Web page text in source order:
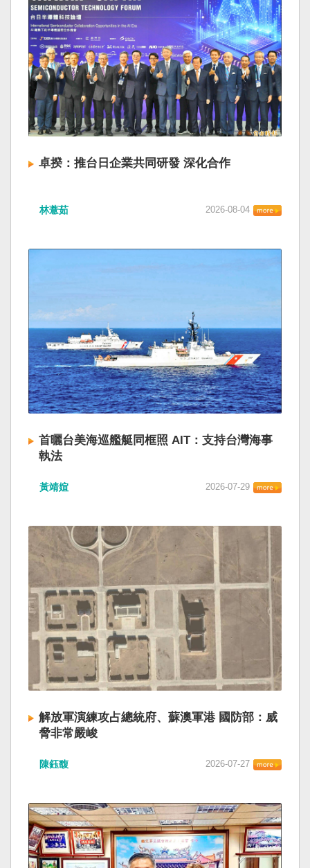
卓揆：推台日企業共同研發 深化合作
林薏茹 2026-08-04
首曬台美海巡艦艇同框照 AIT：支持台灣海事
執法
黃靖媗 2026-07-29
解放軍演練攻占總統府、蘇澳軍港 國防部：威
脅非常嚴峻
陳鈺馥 2026-07-27